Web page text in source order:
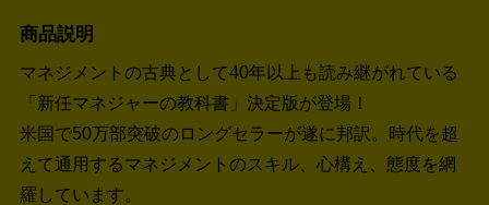
商品説明
マネジメントの古典として40年以上も読み継がれている
「新任マネジャーの教科書」決定版が登場！
米国で50万部突破のロングセラーが遂に邦訳。時代を超
えて通用するマネジメントのスキル、心構え、態度を網
羅しています。